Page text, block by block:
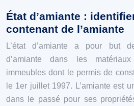
État d’amiante :
contenant de l’amiante
L’état d’amiante a pour but
d’amiante dans les
immeubles dont le permis de
le 1er juillet 1997. L’amiante est
dans le passé pour ses